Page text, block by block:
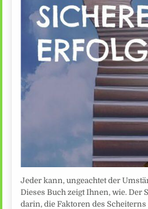
Jeder kann, ungeachtet der
Dieses Buch zeigt Ihnen, wie. Der
darin, die Faktoren des